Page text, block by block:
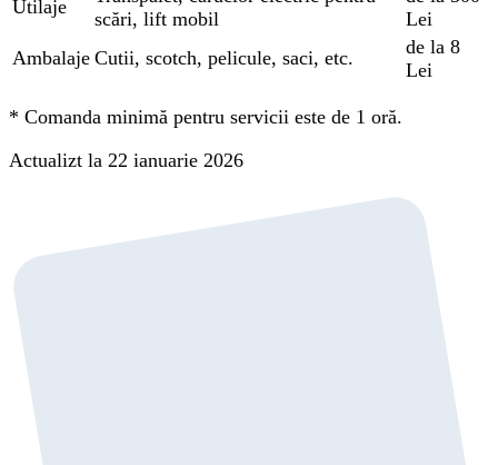
Utilaje
scări, lift mobil
Lei
Ambalaje Cutii, scotch, pelicule, saci, etc.
de la 8
Lei
* Comanda minimă pentru servicii este de 1 oră.
Actualizt la 22 ianuarie 2026